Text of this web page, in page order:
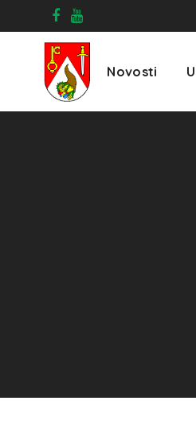
Novosti